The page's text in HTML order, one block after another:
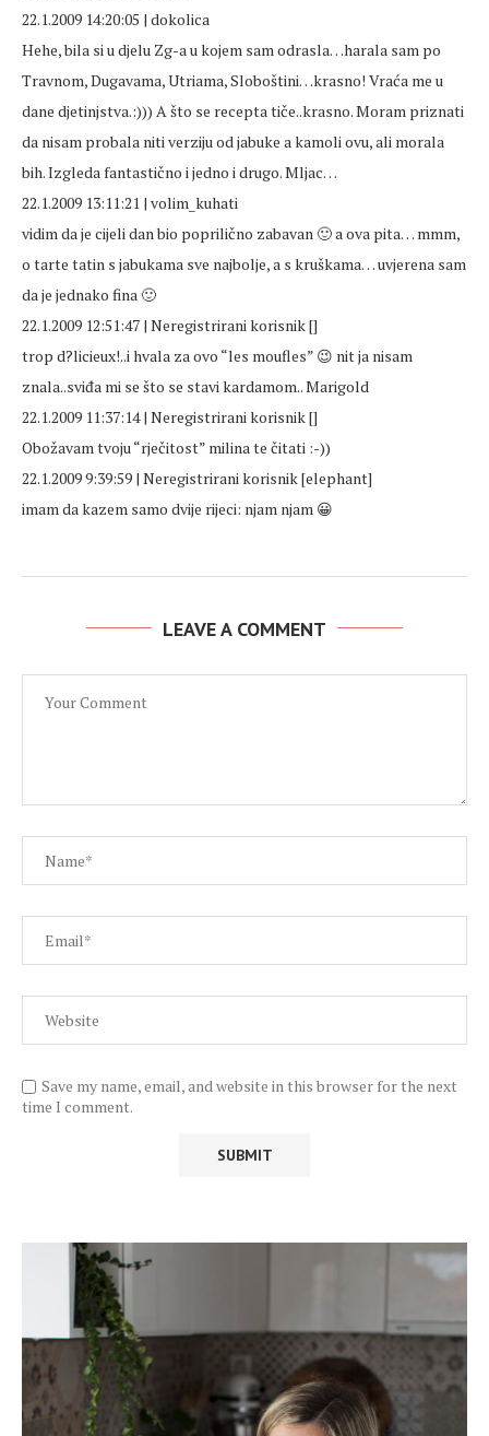
22.1.2009 14:20:05 | dokolica
Hehe, bila si u djelu Zg-a u kojem sam odrasla…harala sam po
Travnom, Dugavama, Utriama, Sloboštini…krasno! Vraća me u
dane djetinjstva.:))) A što se recepta tiče..krasno. Moram priznati
da nisam probala niti verziju od jabuke a kamoli ovu, ali morala
bih. Izgleda fantastično i jedno i drugo. Mljac…
22.1.2009 13:11:21 | volim_kuhati
vidim da je cijeli dan bio poprilično zabavan 🙂 a ova pita… mmm,
o tarte tatin s jabukama sve najbolje, a s kruškama… uvjerena sam
da je jednako fina 🙂
22.1.2009 12:51:47 | Neregistrirani korisnik []
trop d?licieux!..i hvala za ovo “les moufles” 😉 nit ja nisam
znala..sviđa mi se što se stavi kardamom.. Marigold
22.1.2009 11:37:14 | Neregistrirani korisnik []
Obožavam tvoju “rječitost” milina te čitati :-))
22.1.2009 9:39:59 | Neregistrirani korisnik [elephant]
imam da kazem samo dvije rijeci: njam njam 😀
LEAVE A COMMENT
Save my name, email, and website in this browser for the next
time I comment.